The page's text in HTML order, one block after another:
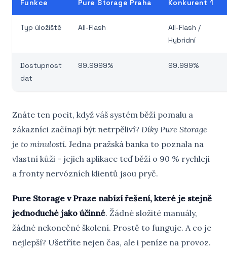
Funkce Pure Storage Praha Konkurent 1
Typ úložiště All-Flash
All-Flash /
Hybridní
Dostupnost
dat
99.9999% 99.999%
Znáte ten pocit, když váš systém běží pomalu a
zákazníci začínají být netrpěliví? Díky Pure Storage
je to minulostí. Jedna pražská banka to poznala na
vlastní kůži - jejich aplikace teď běží o 90 % rychleji
a fronty nervózních klientů jsou pryč.
Pure Storage v Praze nabízí řešení, které je stejně
jednoduché jako účinné. Žádné složité manuály,
žádné nekonečné školení. Prostě to funguje. A co je
nejlepší? Ušetříte nejen čas, ale i peníze na provoz.